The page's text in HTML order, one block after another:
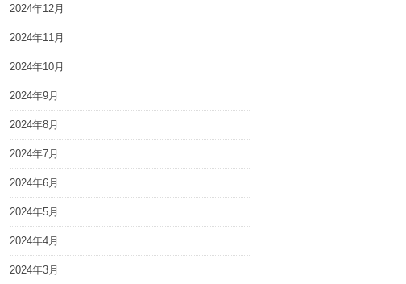
2024年12月
2024年11月
2024年10月
2024年9月
2024年8月
2024年7月
2024年6月
2024年5月
2024年4月
2024年3月